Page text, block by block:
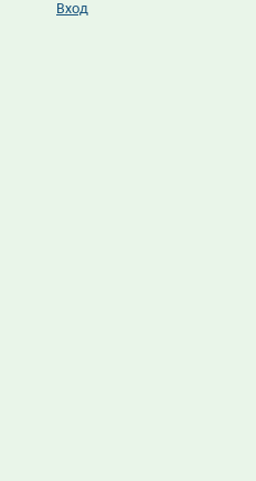
Вход